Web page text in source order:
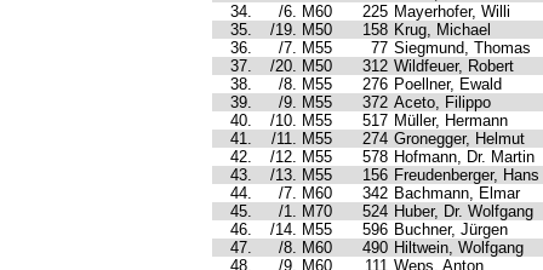
34.
/6. M60 225 Mayerhofer, Willi
35.
/19. M50 158 Krug, Michael
36.
/7. M55 77 Siegmund, Thomas
37.
/20. M50 312 Wildfeuer, Robert
38.
/8. M55 276 Poellner, Ewald
39.
/9. M55 372 Aceto, Filippo
40.
/10. M55 517 Müller, Hermann
41.
/11. M55 274 Gronegger, Helmut
42.
/12. M55 578 Hofmann, Dr. Martin
43.
/13. M55 156 Freudenberger, Hans
44.
/7. M60 342 Bachmann, Elmar
45.
/1. M70 524 Huber, Dr. Wolfgang
46.
/14. M55 596 Buchner, Jürgen
47.
/8. M60 490 Hiltwein, Wolfgang
48.
/9. M60 111 Weps, Anton